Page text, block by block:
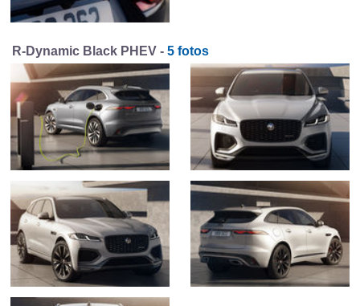
R-Dynamic Black PHEV - 5 fotos